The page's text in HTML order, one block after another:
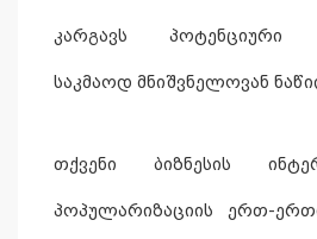
კარგავს პოტენციური
საკმაოდ მნიშვნელოვან
თქვენი ბიზნესის
პოპულარიზაციის ერთ-